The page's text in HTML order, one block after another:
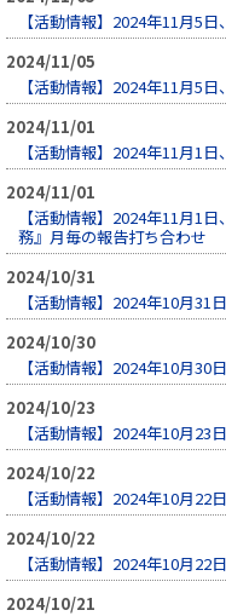
【活動情報】2024年11月5
2024/11/05
【活動情報】2024年11月5
2024/11/01
【活動情報】2024年11月1
2024/11/01
【活動情報】2024年11月1
務』月毎の報告打ち合わせ
2024/10/31
【活動情報】2024年10月31
2024/10/30
【活動情報】2024年10月30
2024/10/23
【活動情報】2024年10月23
2024/10/22
【活動情報】2024年10月22
2024/10/22
【活動情報】2024年10月22
2024/10/21